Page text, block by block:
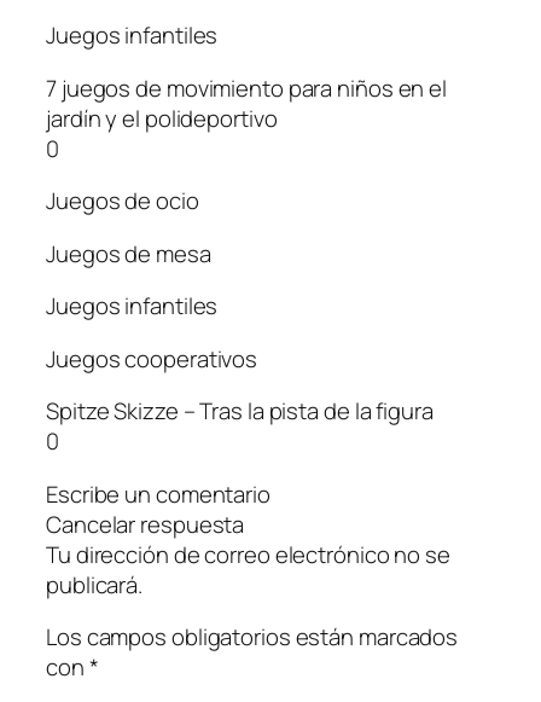
Juegos infantiles
7 juegos de movimiento para niños en el
jardín y el polideportivo
0
Juegos de ocio
Juegos de mesa
Juegos infantiles
Juegos cooperativos
Spitze Skizze – Tras la pista de la figura
0
Escribe un comentario
Cancelar respuesta
Tu dirección de correo electrónico no se
publicará.
Los campos obligatorios están marcados
con *